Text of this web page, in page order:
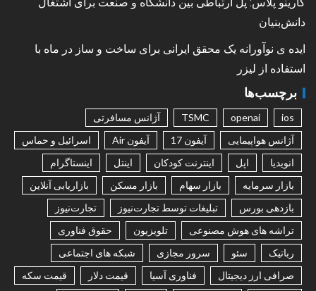
کارینو پلاس: پل ارتباطی بین دانشگاه و صنعت برای اشتغال
دانش‌بنیان
ایده ی نوآورانه یک محقق ایرانی برای ساخت و ساز در ماه با
استفاده از لیزر
برچسب‌ها
ios
openai
TSMC
آژانس مسافرتی
آژانس هواپیمایی
آیفون 17 آیفون Air
اسرائیل و حماس
انویدیا
اپل اینترنت کودکان اینتل
اینستاگرام
بازار سرمایه
بازار سهام بازار مسکن
بازاریابی آنلاین
بازدهی بورس
تبلیغات توسط تجارت‌نیوز
تجارت‌نیوز
تراشه های هوش مصنوعی
تلویزیون
حقوق فناوری
رباتیک
سئو سرور مجازی
شبکه های اجتماعی
صرافی ارز دیجیتال
فناوری آسیا قیمت دلار
قیمت سکه